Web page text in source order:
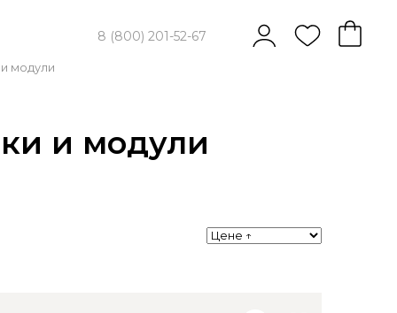
8 (800) 201-52-67
модули
и модули